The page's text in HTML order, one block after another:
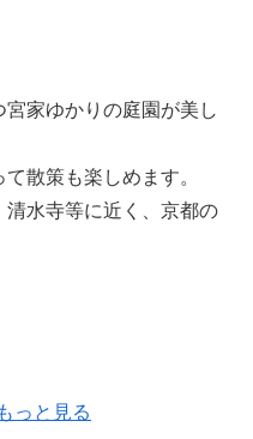
家ゆかりの庭園が美し
散策も楽しめます。
水寺等に近く、京都の
っと見る